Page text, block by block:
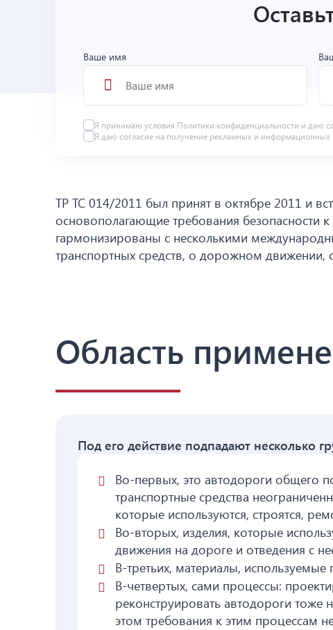
Ваше имя
Я принимаю условия Политики конфиденциальности и даю
Я даю согласие на получение рекламных и информационных
ТР ТС 014/2011 был принят в октябре 2011 и
основополагающие требования безопасности
гармонизированы с несколькими
транспортных средств, о дорожном движении,
Область
Под его действие подпадают несколько
Во-первых, это автодороги общего
транспортные средства
которые используются, строятся,
Во-вторых, изделия, которые
движения на дороге и отведения с
В-третьих, материалы, используемые
В-четвертых, сами процессы:
реконструировать автодороги тоже
этом требования к этим процессам